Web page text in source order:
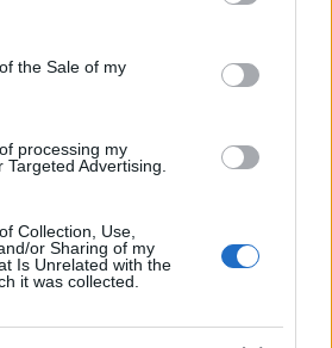
Google and its third-party tags to
specified purposes in below Google
the Sale of my
processing my
Advertising.
Collection, Use,
or Sharing of my
Is Unrelated with the
it was collected.
Αγγλικών σε
στα χέρια σας
η πιο Εύκολη
Υπολογιστών σε 2